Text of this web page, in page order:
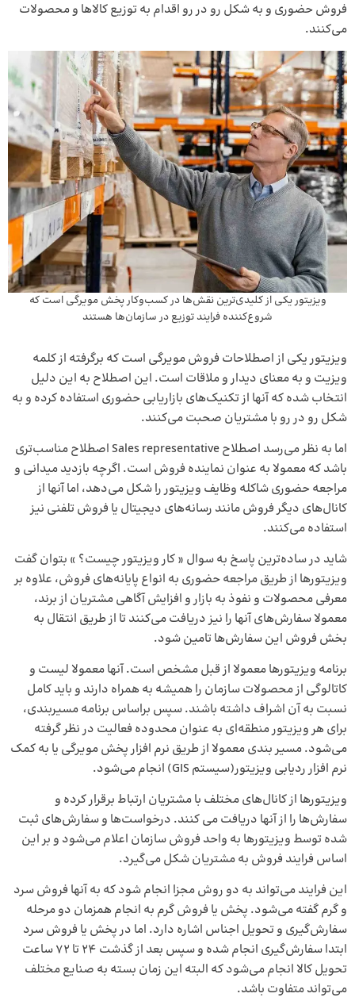
فروش حضوری و به شکل رو در رو اقدام به توزیع کالاها و محصولات
می‌کنند.
ویزیتور یکی از کلیدی‌ترین نقش‌ها در کسب‌وکار پخش مویرگی است که
شروع‌کننده فرایند توزیع در سازمان‌ها هستند
ویزیتور یکی ازاصطلاحات فروش مویرگی است که برگرفته از کلمه
ویزیت و به معنای دیدار و ملاقات است. این اصطلاح به این دلیل
انتخاب شده که آنها از تکنیک‌های بازاریابی حضوری استفاده کرده و به
شکل رو در رو با مشتریان صحبت می‌کنند.
اما به نظر می‌رسد اصطلاح Sales representative اصطلاح مناسب‌تری
باشد که معمولا به عنوان نماینده فروش است. اگرچه بازدید میدانی و
مراجعه حضوری شاکله وظایف ویزیتور را شکل می‌دهد، اما آنها از
کانال‌های دیگر فروش مانند رسانه‌های دیجیتال یا فروش تلفنی نیز
استفاده می‌کنند.
شاید در ساده‌ترین پاسخ به سوال « کار ویزیتور چیست؟ » بتوان گفت
ویزیتورها از طریق مراجعه حضوری به انواع پایانه‌های فروش، علاوه بر
معرفی محصولات و نفوذ به بازار و افزایش آگاهی مشتریان از برند،
معمولا سفارش‌های آنها را نیز دریافت می‌کنند تا از طریق انتقال به
بخش فروش این سفارش‌ها تامین شود.
برنامه ویزیتورها معمولا از قبل مشخص است. آنها معمولا لیست و
کاتالوگی از محصولات سازمان را همیشه به همراه دارند و باید کامل
نسبت به آن اشراف داشته باشند. سپس براساس برنامه مسیربندی،
برای هر ویزیتور منطقه‌ای به عنوان محدوده فعالیت در نظر گرفته
می‌شود. مسیر بندی معمولا از طریق نرم افزار پخش مویرگی یا به کمک
نرم افزار ردیابی ویزیتور(سیستم GIS) انجام می‌شود.
ویزیتورها از کانال‌های مختلف با مشتریان ارتباط برقرار کرده و
سفارش‌ها را از آنها دریافت می کنند. درخواست‌ها و سفارش‌های ثبت
شده توسط ویزیتورها به واحد فروش سازمان اعلام می‌شود و بر این
اساس فرایند فروش به مشتریان شکل می‌گیرد.
این فرایند می‌تواند به دو روش مجزا انجام شود که به آنها فروش سرد
و گرم گفته می‌شود. پخش یا فروش گرم به انجام همزمان دو مرحله
سفارش‌گیری و تحویل اجناس اشاره دارد. اما در پخش یا فروش سرد
ابتدا سفارش‌گیری انجام شده و سپس بعد از گذشت 24 تا 72 ساعت
تحویل کالا انجام می‌شود که البته این زمان بسته به صنایع مختلف
می‌تواند متفاوت باشد.